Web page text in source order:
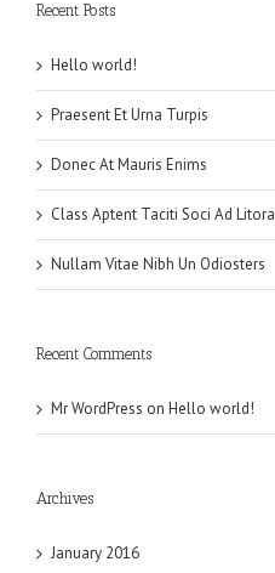
Recent Posts
Hello world!
Praesent Et Urna Turpis
Donec At Mauris Enims
Class Aptent Taciti Soci Ad Litora
Nullam Vitae Nibh Un Odiosters
Recent Comments
Mr WordPress on Hello world!
Archives
January 2016